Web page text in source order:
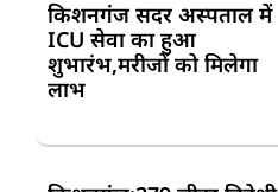
किशनगंज सदर अस्पताल में
ICU सेवा का हुआ
शुभारंभ,मरीजों को मिलेगा
लाभ